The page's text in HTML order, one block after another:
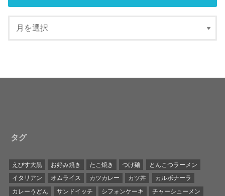
タグ
えびす大黒 お好み焼き たこ焼き つけ麺
とんこつラーメン
イタリアン
オムライス カツカレー カツ丼
カルボナーラ
カレーうどん
サンドイッチ シフォンケーキ
チャーシューメン